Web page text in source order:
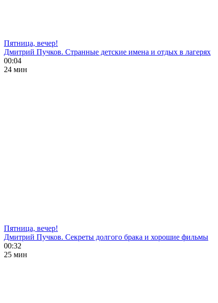
Пятница, вечер!
Дмитрий Пучков. Странные детские имена и отдых в лагерях
00:04
24 мин
Пятница, вечер!
Дмитрий Пучков. Секреты долгого брака и хорошие фильмы
00:32
25 мин